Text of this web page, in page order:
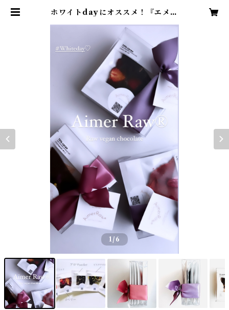
ホワイトdayにオススメ！『エメロ
Aimer Raw®︎エメロー ヴィーガン
ローチョコレート
1/6